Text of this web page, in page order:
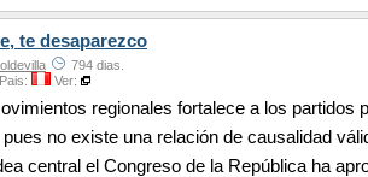
te desaparezco
794 dias.
Pais: Ver:
regionales fortalece a los partidos
no existe una relación de causalidad
central el Congreso de la República ha